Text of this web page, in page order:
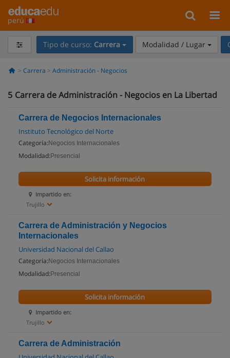
perú
Tipo de curso: Carrera Modalidad / Lugar
Carrera Administración - Negocios
5 Carrera de Administración - Negocios en La Libertad
Carrera de Negocios Internacionales
Instituto Tecnológico del Norte
Categoría: Negocios Internacionales
Modalidad: Presencial
Impartido en:
Trujillo
Solicita información
Carrera de Administración y Negocios
Internacionales
Universidad Nacional del Callao
Categoría: Negocios Internacionales
Modalidad: Presencial
Impartido en:
Trujillo
Solicita información
Carrera de Administración